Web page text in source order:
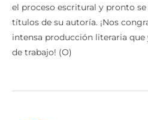
el proceso escritural y pronto
títulos de su autoría. ¡Nos
intensa producción literaria que
de trabajo! (O)